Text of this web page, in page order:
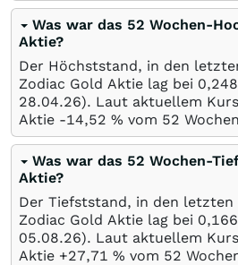
Was war das 52 Wochen-
Aktie?
Der Höchststand, in den
Zodiac Gold Aktie lag bei
28.04.26). Laut aktuellem
Aktie -14,52 % vom 52
Was war das 52 Wochen-
Aktie?
Der Tiefststand, in den letzten
Zodiac Gold Aktie lag bei
05.08.26). Laut aktuellem
Aktie +27,71 % vom 52